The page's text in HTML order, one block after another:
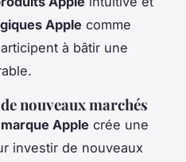
Apple comme
à bâtir une
nouveaux marchés
Apple crée une
investir de nouveaux